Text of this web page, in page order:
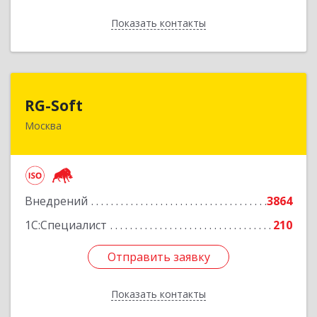
Показать контакты
Назад
RG-Soft
Москва
Внедрений
3864
1С:Специалист
210
Отправить заявку
Показать контакты
119334, Москва г, Вавилова ул, дом № 5, корпус
Отправить заявку
Назад